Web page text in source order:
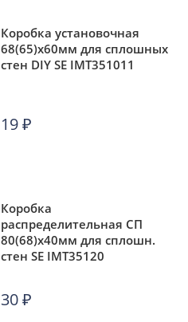
Коробка установочная
68(65)х60мм для сплошных
стен DIY SE IMT351011
19₽
Коробка
распределительная СП
80(68)х40мм для сплошн.
стен SE IMT35120
30₽